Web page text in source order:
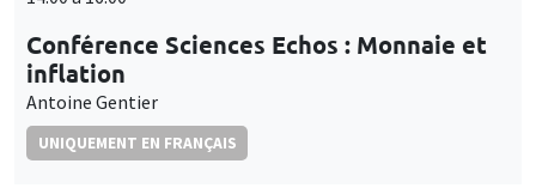
Conférence Sciences Echos : Monnaie et
inflation
Antoine Gentier
UNIQUEMENT EN FRANÇAIS